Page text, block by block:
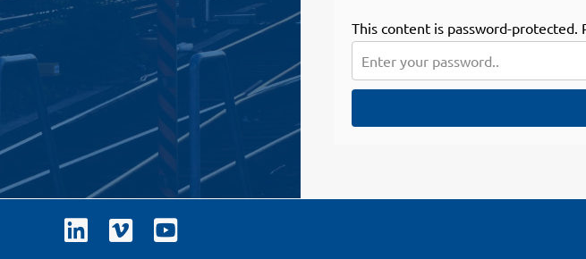
This content is password-